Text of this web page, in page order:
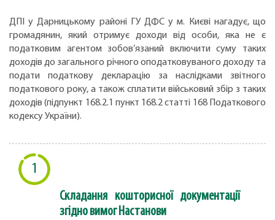
ДПІ у Дарницькому районі ГУ ДФС у м. Києві нагадує, що
громадянин, який отримує доходи від особи, яка не є
податковим агентом зобов’язаний включити суму таких
доходів до загального річного оподатковуваного доходу та
подати податкову декларацію за наслідками звітного
податкового року, а також сплатити військовий збір з таких
доходів (підпункт 168.2.1 пункт 168.2 статті 168 Податкового
кодексу України).
1
Складання кошторисної документації
згідно вимог Настанови